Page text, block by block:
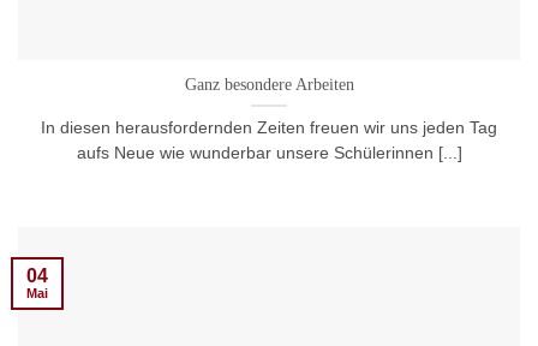
Ganz besondere Arbeiten
In diesen herausfordernden Zeiten freuen wir uns jeden Tag
aufs Neue wie wunderbar unsere Schülerinnen [...]
04
Mai